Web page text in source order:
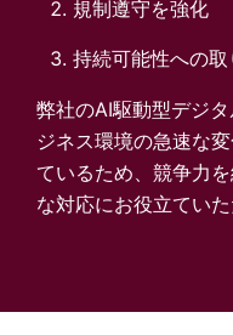
規制遵守を強化
持続可能性への
弊社のAI駆動型デジ
ジネス環境の急速な
ているため、競争力
な対応にお役立ていた